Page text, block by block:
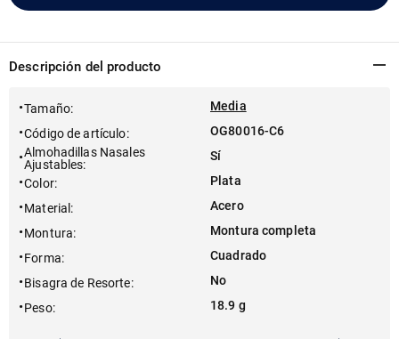
Descripción del producto
Tamaño:
Media
Código de artículo:
OG80016-C6
Almohadillas Nasales
Ajustables:
Sí
Color:
Plata
Material :
Acero
Montura:
Montura completa
Forma:
Cuadrado
Bisagra de Resorte:
No
Peso: 18.9 g